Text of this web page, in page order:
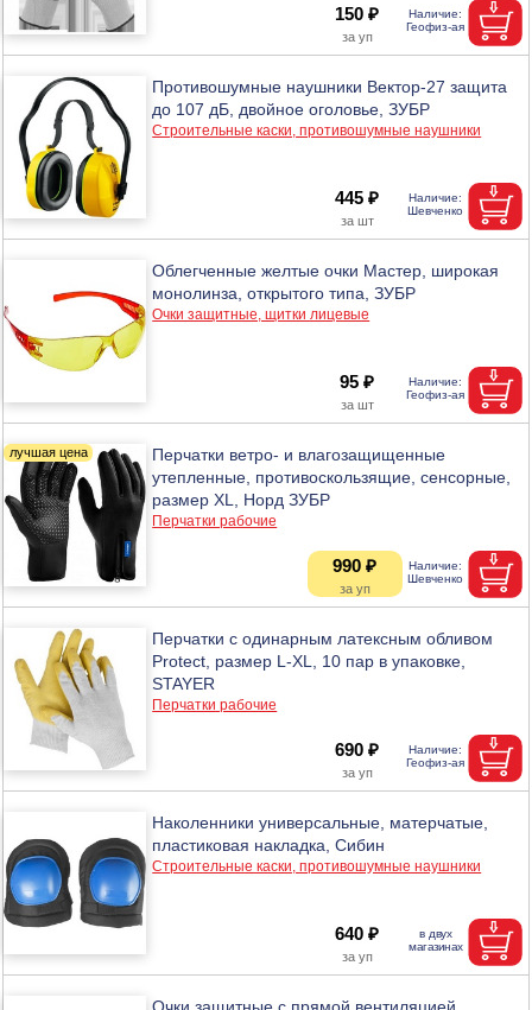
150 ₽
Противошумные наушники Вектор-27 защита
до 107 дБ, двойное оголовье, ЗУБР
Строительные каски, противошумные наушники
445 ₽
Облегченные желтые очки Мастер, широкая
монолинза, открытого типа, ЗУБР
Очки защитные, щитки лицевые
95 ₽
Перчатки ветро- и влагозащищенные
утепленные, противоскользящие, сенсорные,
размер XL, Норд ЗУБР
Перчатки рабочие
990 ₽
Перчатки с одинарным латексным обливом
Protect, размер L-XL, 10 пар в упаковке,
STAYER
Перчатки рабочие
690 ₽
Наколенники универсальные, матерчатые,
пластиковая накладка, Сибин
Строительные каски, противошумные наушники
640 ₽
Очки защитные с прямой вентиляцией,